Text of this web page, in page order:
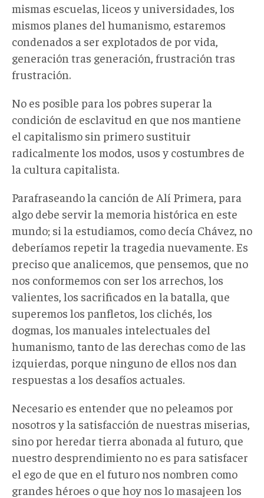
mismas escuelas, liceos y universidades, los
mismos planes del humanismo, estaremos
condenados a ser explotados de por vida,
generación tras generación, frustración tras
frustración.
No es posible para los pobres superar la
condición de esclavitud en que nos mantiene
el capitalismo sin primero sustituir
radicalmente los modos, usos y costumbres de
la cultura capitalista.
Parafraseando la canción de Alí Primera, para
algo debe servir la memoria histórica en este
mundo; si la estudiamos, como decía Chávez, no
deberíamos repetir la tragedia nuevamente. Es
preciso que analicemos, que pensemos, que no
nos conformemos con ser los arrechos, los
valientes, los sacrificados en la batalla, que
superemos los panfletos, los clichés, los
dogmas, los manuales intelectuales del
humanismo, tanto de las derechas como de las
izquierdas, porque ninguno de ellos nos dan
respuestas a los desafíos actuales.
Necesario es entender que no peleamos por
nosotros y la satisfacción de nuestras miserias,
sino por heredar tierra abonada al futuro, que
nuestro desprendimiento no es para satisfacer
el ego de que en el futuro nos nombren como
grandes héroes o que hoy nos lo masajeen los